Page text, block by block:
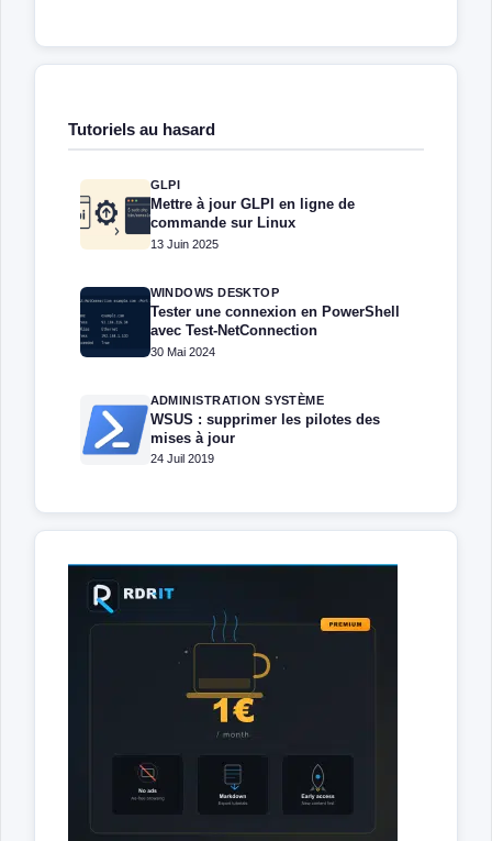
Tutoriels au hasard
GLPI
Mettre à jour GLPI en ligne de
commande sur Linux
13 Juin 2025
WINDOWS DESKTOP
Tester une connexion en PowerShell
avec Test-NetConnection
30 Mai 2024
ADMINISTRATION SYSTÈME
WSUS : supprimer les pilotes des
mises à jour
24 Juil 2019